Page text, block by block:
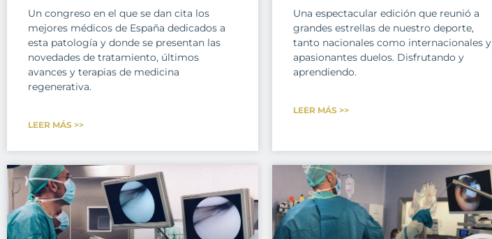
Un congreso en el que se dan cita los
mejores médicos de España dedicados a
esta patología y donde se presentan las
novedades de tratamiento, últimos
avances y terapias de medicina
regenerativa.
LEER MÁS >>
Una espectacular edición que reunió a
grandes estrellas de nuestro deporte,
tanto nacionales como internacionales y
apasionantes duelos. Disfrutando y
aprendiendo.
LEER MÁS >>